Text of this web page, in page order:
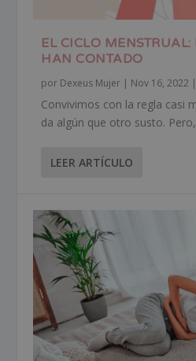
EL CICLO
HAN CONTADO
por Dexeus Mujer | Nov 16, 2022 |
Convivimos con la regla casi
da algún que otro susto.
LEER ARTÍCULO